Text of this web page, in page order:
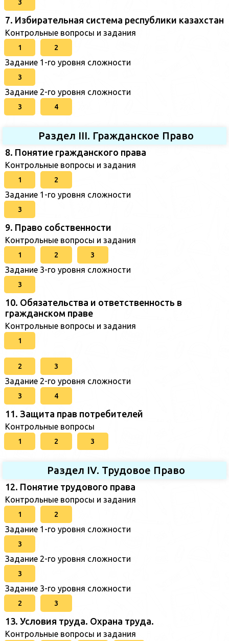
3
7. Избирательная система республики казахстан
Контрольные вопросы и задания
1 2
Задание 1-го уровня сложности
3
Задание 2-го уровня сложности
3 4
Раздел III. Гражданское Право
8. Понятие гражданского права
Контрольные вопросы и задания
1 2
Задание 1-го уровня сложности
3
9. Право собственности
Контрольные вопросы и задания
1 2 3
Задание 3-го уровня сложности
3
10. Обязательства и ответственность в
гражданском праве
Контрольные вопросы и задания
1
2 3
Задание 2-го уровня сложности
3 4
11. Защита прав потребителей
Контрольные вопросы
1 2 3
Раздел IV. Трудовое Право
12. Понятие трудового права
Контрольные вопросы и задания
1 2
Задание 1-го уровня сложности
3
Задание 2-го уровня сложности
3
Задание 3-го уровня сложности
2 3
13. Условия труда. Охрана труда.
Контрольные вопросы и задания